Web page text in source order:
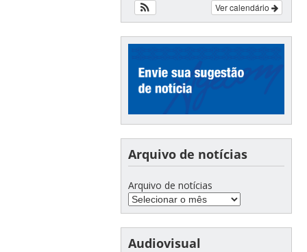
Ver calendário
Arquivo de notícias
Arquivo de notícias
Audiovisual